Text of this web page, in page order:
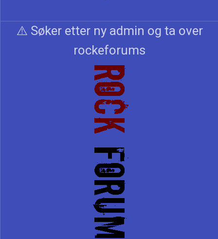
⚠️ Søker etter ny admin og ta over
rockeforums